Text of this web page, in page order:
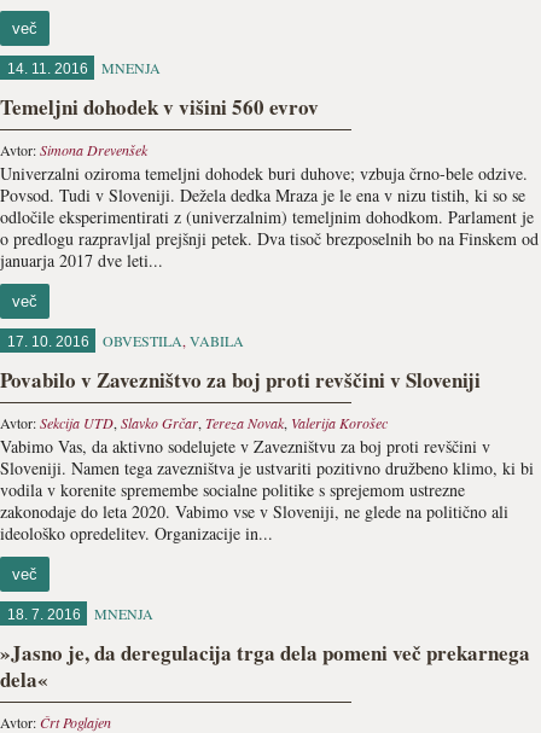
več
14. 11. 2016 MNENJA
Temeljni dohodek v višini 560 evrov
Avtor:Simona Drevenšek
Univerzalni oziroma temeljni dohodek buri duhove; vzbuja črno-bele odzive.
Povsod. Tudi v Sloveniji. Dežela dedka Mraza je le ena v nizu tistih, ki so se
odločile eksperimentirati z (univerzalnim) temeljnim dohodkom. Parlament je
o predlogu razpravljal prejšnji petek. Dva tisoč brezposelnih bo na Finskem od
januarja 2017 dve leti...
več
17. 10. 2016 OBVESTILA, VABILA
Povabilo v Zavezništvo za boj proti revščini v Sloveniji
Avtor:Sekcija UTD, Slavko Grčar, Tereza Novak, Valerija Korošec
Vabimo Vas, da aktivno sodelujete v Zavezništvu za boj proti revščini v
Sloveniji. Namen tega zavezništva je ustvariti pozitivno družbeno klimo, ki bi
vodila v korenite spremembe socialne politike s sprejemom ustrezne
zakonodaje do leta 2020. Vabimo vse v Sloveniji, ne glede na politično ali
ideološko opredelitev. Organizacije in...
več
18. 7. 2016 MNENJA
»Jasno je, da deregulacija trga dela pomeni več prekarnega
dela«
Avtor:Črt Poglajen